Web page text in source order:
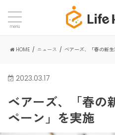
menu
HOME ニュース ベアーズ、「春の新
2023.03.17
ベアーズ、「春の
ペーン」を実施